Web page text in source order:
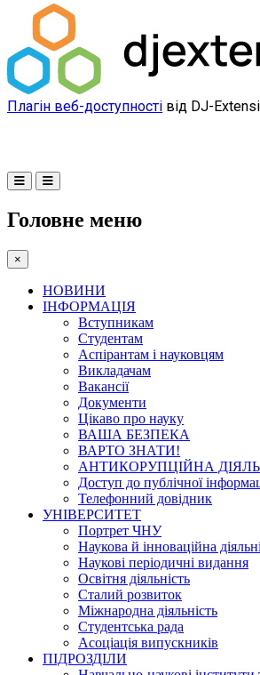
Плагін веб-доступності від DJ-
Головне меню
×
НОВИНИ
ІНФОРМАЦІЯ
Вступникам
Студентам
Аспірантам і науковцям
Викладачам
Вакансії
Документи
Цікаво про науку
ВАША БЕЗПЕКА
ВАРТО ЗНАТИ!
АНТИКОРУПЦІЙНА
Доступ до публічної
Телефонний довідник
УНІВЕРСИТЕТ
Портрет ЧНУ
Наукова й інноваційна
Наукові періодичні видання
Освітня діяльність
Сталий розвиток
Міжнародна діяльність
Студентська рада
Асоціація випускників
ПІДРОЗДІЛИ